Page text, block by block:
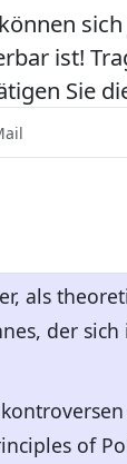
ist!
Sie
als
der
of